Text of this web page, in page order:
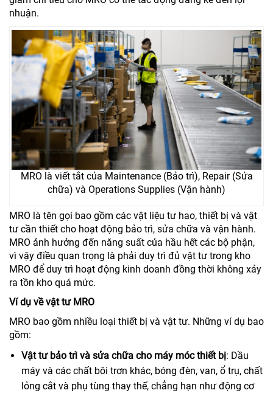
nhuận.
MRO là viết tắt của Maintenance (Bảo trì), Repair (Sửa
chữa) và Operations Supplies (Vận hành)
MRO là tên gọi bao gồm các vật liệu tư hao, thiết bị và vật
tư cần thiết cho hoạt động bảo trì, sửa chữa và vận hành.
MRO ảnh hưởng đến năng suất của hầu hết các bộ phận,
vì vậy điều quan trọng là phải duy trì đủ vật tư trong kho
MRO để duy trì hoạt động kinh doanh đồng thời không xảy
ra tồn kho quá mức.
Ví dụ về vật tư MRO
MRO bao gồm nhiều loại thiết bị và vật tư. Những ví dụ bao
gồm:
Vật tư bảo trì và sửa chữa cho máy móc thiết bị: Dầu
máy và các chất bôi trơn khác, bóng đèn, van, ổ trụ, chất
lỏng cắt và phụ tùng thay thế, chẳng hạn như động cơ